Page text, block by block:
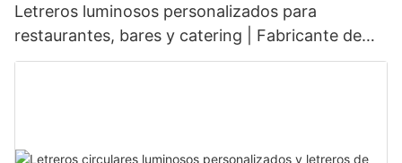
Letreros luminosos personalizados para
restaurantes, bares y catering | Fabricante de
letreros LED